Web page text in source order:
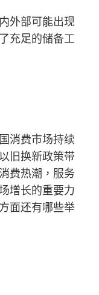
外部可能出现
充足的储备工
消费市场持续
旧换新政策带
费热潮，服务
增长的重要力
面还有哪些举